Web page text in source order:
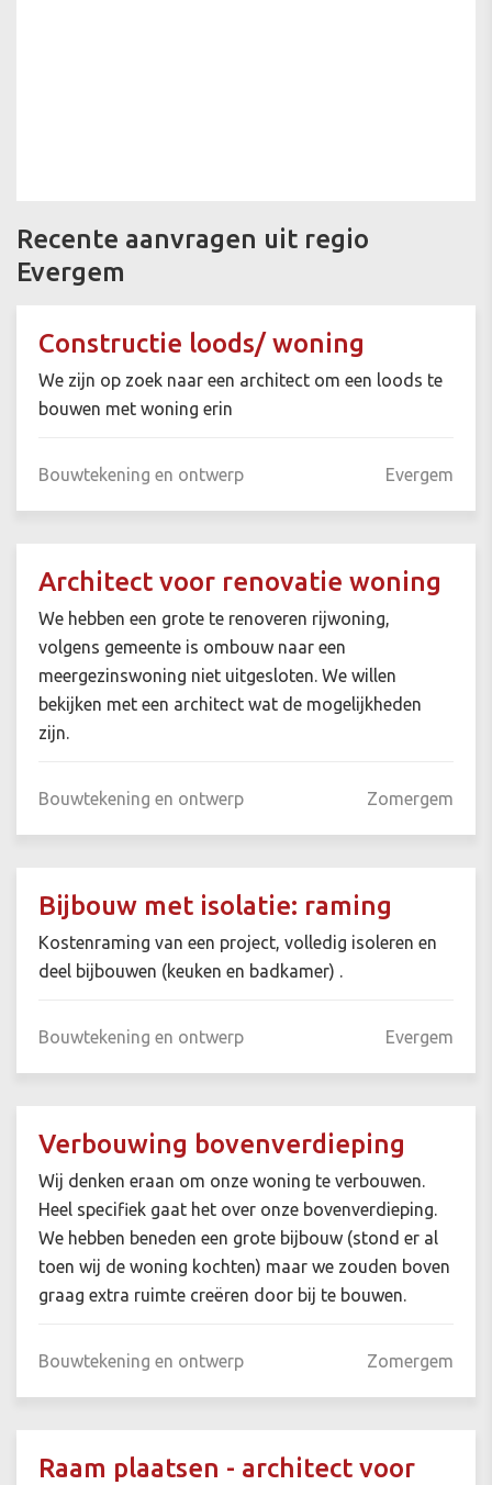
Recente aanvragen uit regio
Evergem
Constructie loods/ woning
We zijn op zoek naar een architect om een loods te
bouwen met woning erin
Bouwtekening en ontwerp Evergem
Architect voor renovatie woning
We hebben een grote te renoveren rijwoning,
volgens gemeente is ombouw naar een
meergezinswoning niet uitgesloten. We willen
bekijken met een architect wat de mogelijkheden
zijn.
Bouwtekening en ontwerp Zomergem
Bijbouw met isolatie: raming
Kostenraming van een project, volledig isoleren en
deel bijbouwen (keuken en badkamer) .
Bouwtekening en ontwerp Evergem
Verbouwing bovenverdieping
Wij denken eraan om onze woning te verbouwen.
Heel specifiek gaat het over onze bovenverdieping.
We hebben beneden een grote bijbouw (stond er al
toen wij de woning kochten) maar we zouden boven
graag extra ruimte creëren door bij te bouwen.
Bouwtekening en ontwerp Zomergem
Raam plaatsen - architect voor